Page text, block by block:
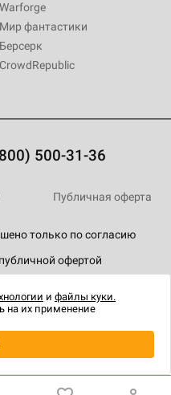
1 490 ₽
Warforge
Мир фантастики
Берсерк
CrowdRepublic
500-31-36
только по согласию
офертой
Публичная оферта
и файлы куки.
на их применение